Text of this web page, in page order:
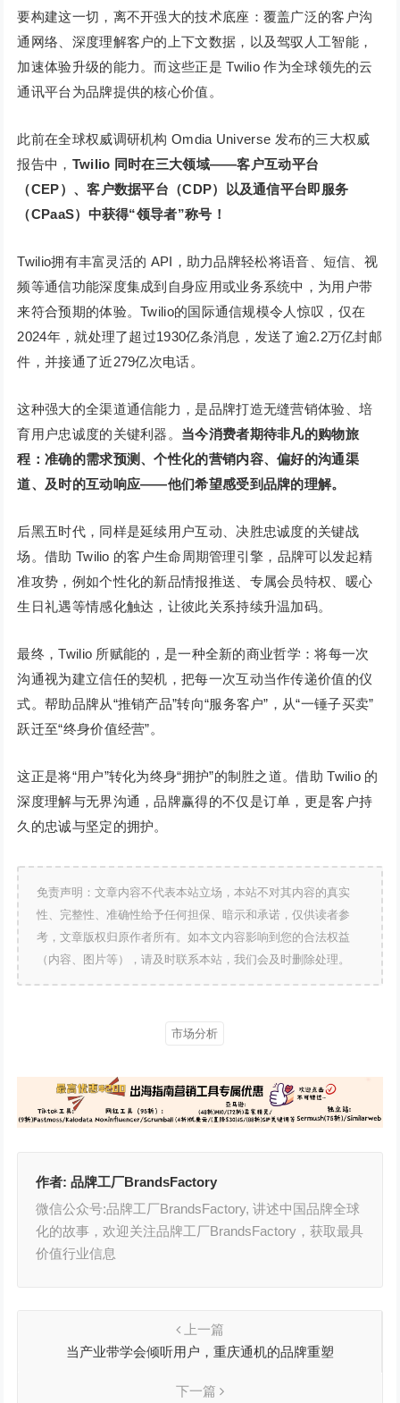
要构建这一切，离不开强大的技术底座：覆盖广泛的客户沟
通网络、深度理解客户的上下文数据，以及驾驭人工智能，
加速体验升级的能力。而这些正是 Twilio 作为全球领先的云
通讯平台为品牌提供的核心价值。
此前在全球权威调研机构 Omdia Universe 发布的三大权威
报告中， Twilio 同时在三大领域——客户互动平台
（CEP）、客户数据平台（CDP）以及通信平台即服务
（CPaaS）中获得“领导者”称号！
Twilio拥有丰富灵活的 API，助力品牌轻松将语音、短信、视
频等通信功能深度集成到自身应用或业务系统中，为用户带
来符合预期的体验。Twilio的国际通信规模令人惊叹，仅在
2024年，就处理了超过1930亿条消息，发送了逾2.2万亿封邮
件，并接通了近279亿次电话。
这种强大的全渠道通信能力，是品牌打造无缝营销体验、培
育用户忠诚度的关键利器。 当今消费者期待非凡的购物旅
程：准确的需求预测、个性化的营销内容、偏好的沟通渠
道、及时的互动响应——他们希望感受到品牌的理解。
后黑五时代，同样是延续用户互动、决胜忠诚度的关键战
场。借助 Twilio 的客户生命周期管理引擎，品牌可以发起精
准攻势，例如个性化的新品情报推送、专属会员特权、暖心
生日礼遇等情感化触达，让彼此关系持续升温加码。
最终，Twilio 所赋能的，是一种全新的商业哲学：将每一次
沟通视为建立信任的契机，把每一次互动当作传递价值的仪
式。帮助品牌从“推销产品”转向“服务客户”，从“一锤子买卖”
跃迁至“终身价值经营”。
这正是将“用户”转化为终身“拥护”的制胜之道。借助 Twilio 的
深度理解与无界沟通，品牌赢得的不仅是订单，更是客户持
久的忠诚与坚定的拥护。
免责声明：文章内容不代表本站立场，本站不对其内容的真实
性、完整性、准确性给予任何担保、暗示和承诺，仅供读者参
考，文章版权归原作者所有。如本文内容影响到您的合法权益
（内容、图片等），请及时联系本站，我们会及时删除处理。
市场分析
作者:品牌工厂BrandsFactory
微信公众号:品牌工厂BrandsFactory, 讲述中国品牌全球
化的故事，欢迎关注品牌工厂BrandsFactory，获取最具
价值行业信息
上一篇
当产业带学会倾听用户，重庆通机的品牌重塑
下一篇